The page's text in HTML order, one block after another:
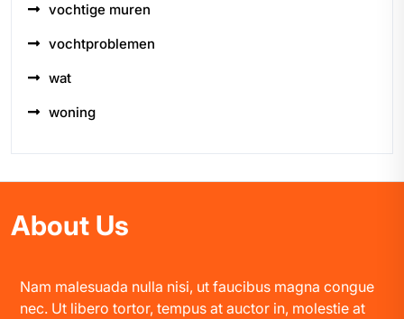
vochtige muren
vochtproblemen
wat
woning
About Us
Nam malesuada nulla nisi, ut faucibus magna congue
nec. Ut libero tortor, tempus at auctor in, molestie at